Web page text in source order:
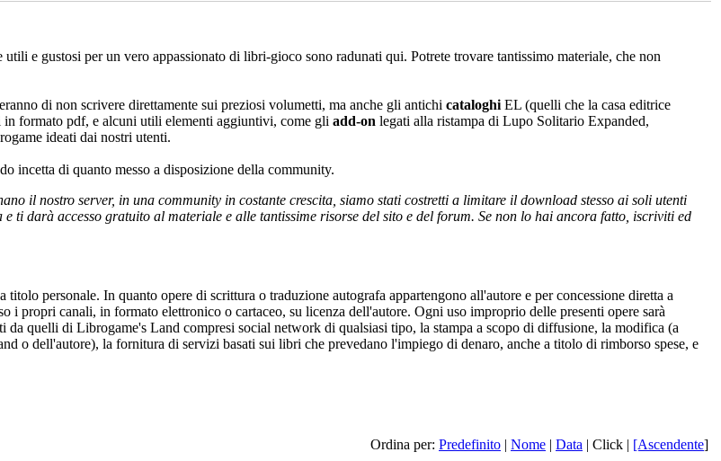
utili e gustosi per un vero appassionato di libri-gioco sono radunati qui. Potrete trovare tantissimo materiale, che non
di non scrivere direttamente sui preziosi volumetti, ma anche gli antichi cataloghi EL (quelli che la casa editrice
in formato pdf, e alcuni utili elementi aggiuntivi, come gli add-on legati alla ristampa di Lupo Solitario Expanded,
ideati dai nostri utenti.
incetta di quanto messo a disposizione della community.
il nostro server, in una community in costante crescita, siamo stati costretti a limitare il download stesso ai soli utenti
ti darà accesso gratuito al materiale e alle tantissime risorse del sito e del forum. Se non lo hai ancora fatto, iscriviti ed
personale. In quanto opere di scrittura o traduzione autografa appartengono all'autore e per concessione diretta a
propri canali, in formato elettronico o cartaceo, su licenza dell'autore. Ogni uso improprio delle presenti opere sarà
quelli di Librogame's Land compresi social network di qualsiasi tipo, la stampa a scopo di diffusione, la modifica (a
o dell'autore), la fornitura di servizi basati sui libri che prevedano l'impiego di denaro, anche a titolo di rimborso spese, e
Ordina per: Predefinito | Nome | Data | Click | [Ascendente]